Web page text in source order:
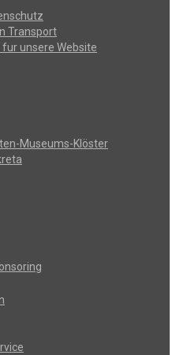
Transport
unsere Website
Museums-Klöster